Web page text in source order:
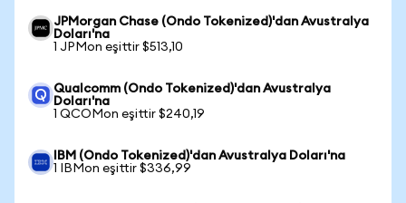
JPMorgan Chase (Ondo Tokenized)'dan Avustralya
Doları'na
1 JPMon eşittir $513,10
Qualcomm (Ondo Tokenized)'dan Avustralya
Doları'na
1 QCOMon eşittir $240,19
IBM (Ondo Tokenized)'dan Avustralya Doları'na
1 IBMon eşittir $336,99